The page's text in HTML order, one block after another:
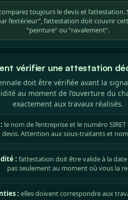
toujours le devis et l’attestation.
l’extérieur”, l’attestation doit couvrir
“peinture” ou “ravalement”.
vérifier une attestation
doit être vérifiée avant la
au moment de l’ouverture du
exactement aux travaux réalisés.
le nom de l’entreprise et le numéro
devis. Attention aux sous-traitants et
: l’attestation doit être valide à la
pas seulement au moment où vous la
: elles doivent correspondre aux